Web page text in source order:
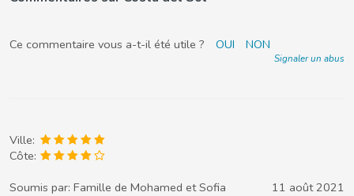
Ce commentaire vous a-t-il été utile ? OUI NON
Signaler un abus
Ville:
Côte:
Soumis par: Famille de Mohamed et Sofia 11 août 2021